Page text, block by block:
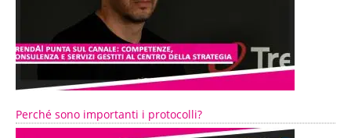
Perché sono importanti i protocolli?